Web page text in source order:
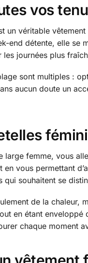
vos
un véritable
end détente, elle
journées plus
sont multiples :
aucun doute un
large femme, vous
en vous permettant
qui souhaitent se
de la chaleur,
en étant enveloppé
chaque moment